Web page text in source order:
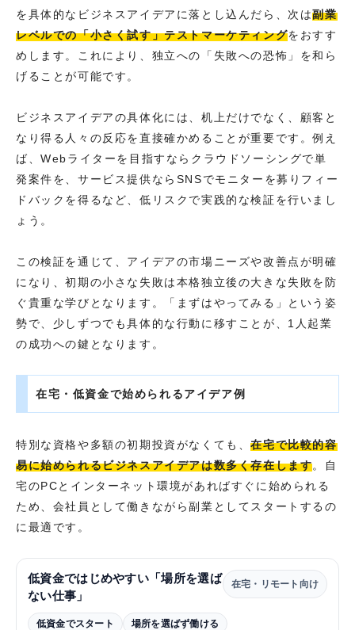
を具体的なビジネスアイデアに落とし込んだら、次は副業
レベルでの「小さく試す」テストマーケティングをおすす
めします。これにより、独立への「失敗への恐怖」を和ら
げることが可能です。
ビジネスアイデアの具体化には、机上だけでなく、顧客と
なり得る人々の反応を直接確かめることが重要です。例え
ば、Webライターを目指すならクラウドソーシングで単
発案件を、サービス提供ならSNSでモニターを募りフィー
ドバックを得るなど、低リスクで実践的な検証を行いまし
ょう。
この検証を通じて、アイデアの市場ニーズや改善点が明確
になり、初期の小さな失敗は本格独立後の大きな失敗を防
ぐ貴重な学びとなります。「まずはやってみる」という姿
勢で、少しずつでも具体的な行動に移すことが、1人起業
の成功への鍵となります。
在宅・低資金で始められるアイデア例
特別な資格や多額の初期投資がなくても、在宅で比較的容
易に始められるビジネスアイデアは数多く存在します。自
宅のPCとインターネット環境があればすぐに始められる
ため、会社員として働きながら副業としてスタートするの
に最適です。
低資金ではじめやすい「場所を選ば
ない仕事」
在宅・リモート向け
低資金でスタート 場所を選ばず働ける